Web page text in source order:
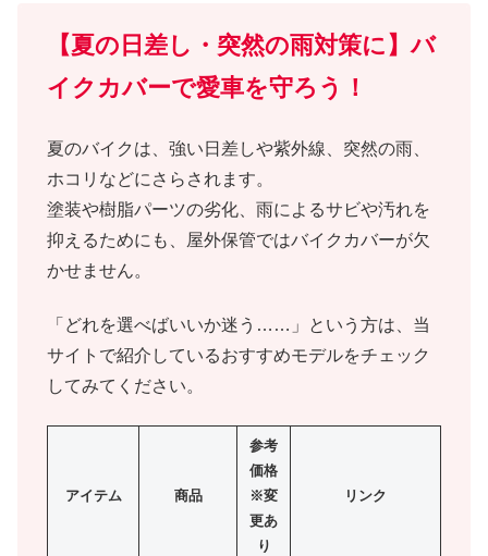
【夏の日差し・突然の雨対策に】バ
イクカバーで愛車を守ろう！
夏のバイクは、強い日差しや紫外線、突然の雨、
ホコリなどにさらされます。
塗装や樹脂パーツの劣化、雨によるサビや汚れを
抑えるためにも、屋外保管ではバイクカバーが欠
かせません。
「どれを選べばいいか迷う……」という方は、当
サイトで紹介しているおすすめモデルをチェック
してみてください。
アイテム 商品
参考
価格
※変
更あ
り
リンク